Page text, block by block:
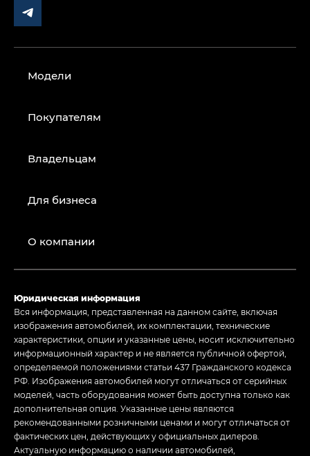
Модели
Покупателям
Владельцам
Для бизнеса
О компании
Юридическая информация
Вся информация, представленная на данном сайте, включая
изображения автомобилей, их комплектации, технические
характеристики, опции и указанные цены, носит исключительно
информационный характер и не является публичной офертой,
определяемой положениями статьи 437 Гражданского кодекса
РФ. Изображения автомобилей могут отличаться от серийных
моделей, часть оборудования может быть доступна только как
дополнительная опция. Указанные цены являются
рекомендованными розничными ценами и могут отличаться от
фактических цен, действующих у официальных дилеров.
Актуальную информацию о наличии автомобилей,